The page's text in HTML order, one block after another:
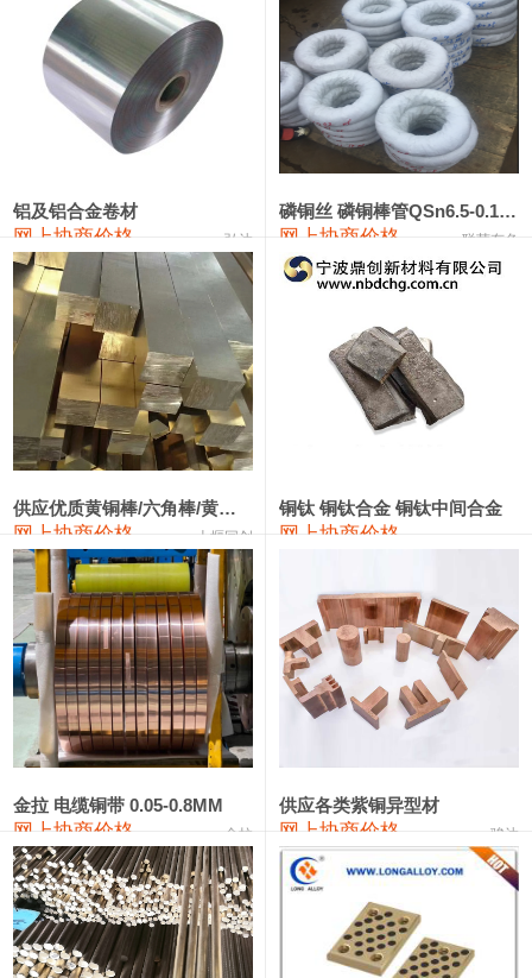
89,000—95,000 92,000 1,000
2#锑 85,000—91,000 88,000 1,000
1#镁 17,000—18,000 17,500 0
18,900—19,100 19,000 100
1#电解锰(99.7%袋装) 18,000—18,200 18,100 100
1#铬 60,000—82,000
553#硅 9,300—9,500
441#硅 9,600—9,800 9,700
3303#硅 10,300—10,500 10,400
2202#硅 14,100—14,300
金属硅3303#-2202# 10,400—14,200 12,300 0
漆包线 111,970—115,970 113,970
磷铜合金 110,800—117,600 114,200 400
无氧铜丝(硬) 109,710—110,010 109,860
R410A专用紫铜管 113,700—113,700
铸造铝合金锭(A380） 26,300—26,500 26,400 100
铝合金ADC12 24,200—24,400 100
铸造铝合金锭(ZL102) 24,300—24,500 24,400
铝及铝合金卷材
网上协商价格 弘达
磷铜丝 磷铜棒管QSn6.5-0.1 7-0.2 8-0.3
网上协商价格 联荣有色
供应优质黄铜棒/六角棒/黄铜方板
网上协商价格 十堰同创
铜钛 铜钛合金 铜钛中间合金
网上协商价格
金拉 电缆铜带 0.05-0.8MM
网上协商价格 金拉
供应各类紫铜异型材
网上协商价格 骏达